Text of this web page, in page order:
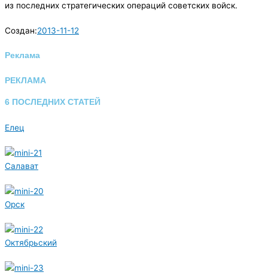
из последних стратегических операций советских войск.
Создан:2013-11-12
Реклама
РЕКЛАМА
6 ПОСЛЕДНИХ СТАТЕЙ
Елец
Салават
Орск
Октябрьский